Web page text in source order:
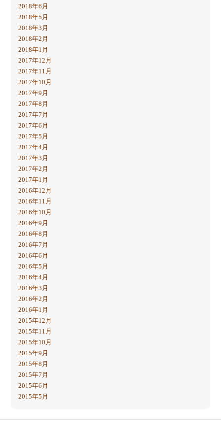
2018年6月
2018年5月
2018年3月
2018年2月
2018年1月
2017年12月
2017年11月
2017年10月
2017年9月
2017年8月
2017年7月
2017年6月
2017年5月
2017年4月
2017年3月
2017年2月
2017年1月
2016年12月
2016年11月
2016年10月
2016年9月
2016年8月
2016年7月
2016年6月
2016年5月
2016年4月
2016年3月
2016年2月
2016年1月
2015年12月
2015年11月
2015年10月
2015年9月
2015年8月
2015年7月
2015年6月
2015年5月